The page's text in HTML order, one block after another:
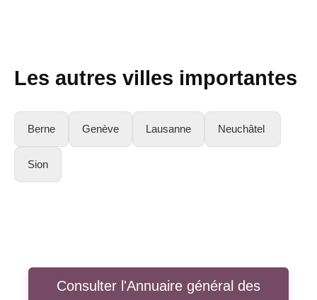
Les autres villes importantes
Berne Genève Lausanne Neuchâtel
Sion
Consulter l'Annuaire général des